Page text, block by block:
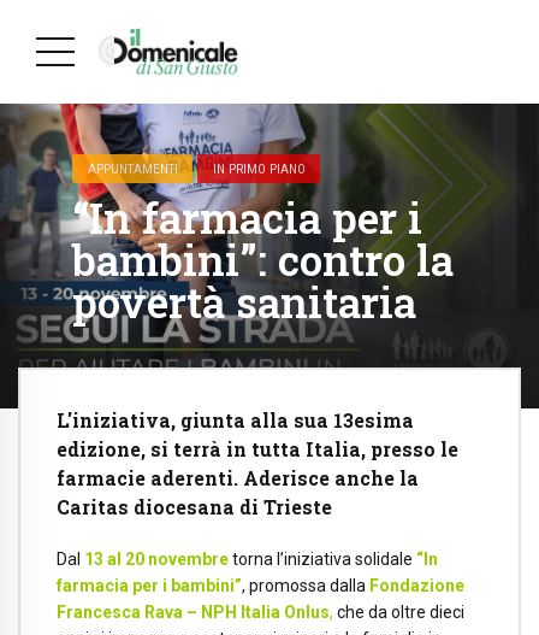
APPUNTAMENTI IN PRIMO PIANO
“In farmacia per i
bambini”: contro la
povertà sanitaria
L'iniziativa, giunta alla sua 13esima
edizione, si terrà in tutta Italia, presso le
farmacie aderenti. Aderisce anche la
Caritas diocesana di Trieste
Dal 13 al 20 novembretorna l’iniziativa solidale “In
farmacia per i bambini”, promossa dalla Fondazione
Francesca Rava – NPH Italia Onlus, che da oltre dieci